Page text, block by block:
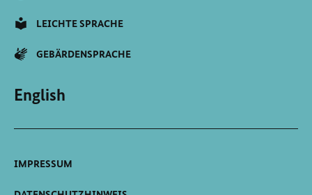
LEICHTE SPRACHE
GEBÄRDENSPRACHE
English
IMPRESSUM